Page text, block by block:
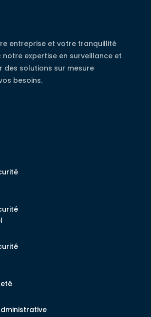
entreprise et votre tranquillité
notre expertise en surveillance et
des solutions sur mesure
besoins.